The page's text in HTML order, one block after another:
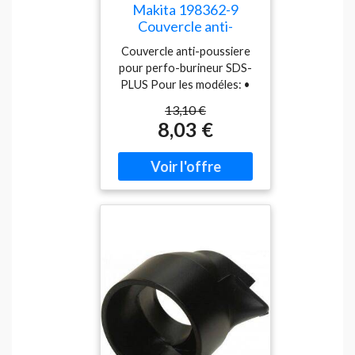
Makita 198362-9
Couvercle anti-
poussiere HR166
Couvercle anti-poussiere
pour perfo-burineur SDS-
PLUS Pour les modéles: •
d'illustration>
13,10 €
8,03 €